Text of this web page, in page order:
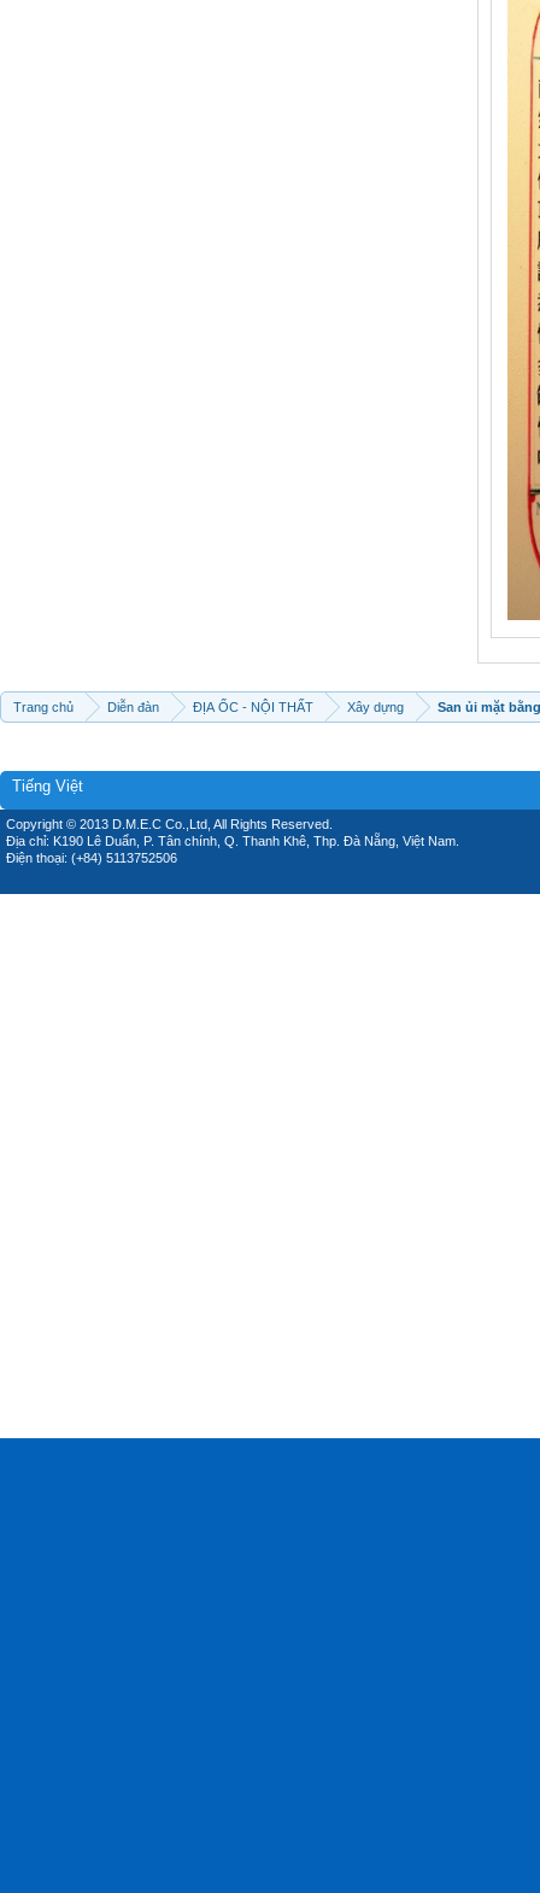
Trang chủ Diễn đàn ĐỊA ỐC - NỘI THẤT Xây dựng San ủi mặt bằng
Tiếng Việt
Copyright © 2013 D.M.E.C Co.,Ltd, All Rights Reserved.
Địa chỉ: K190 Lê Duẩn, P. Tân chính, Q. Thanh Khê, Thp. Đà Nẵng, Việt Nam.
Điện thoại: (+84) 5113752506